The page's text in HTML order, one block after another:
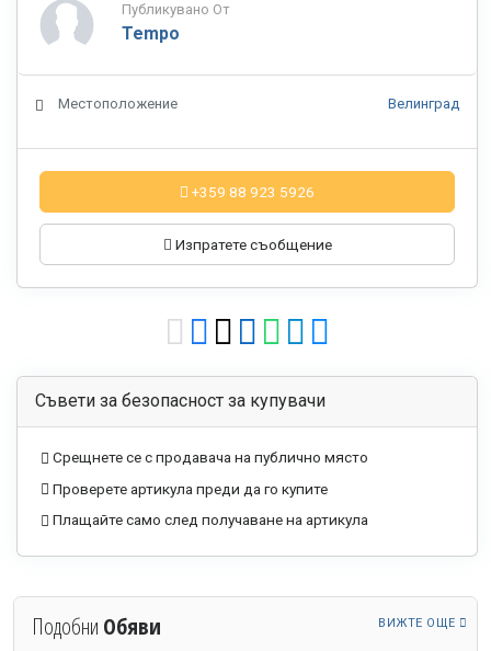
Публикувано От
Tempo
Местоположение Велинград
+359 88 923 5926
Изпратете съобщение
Съвети за безопасност за купувачи
Срещнете се с продавача на публично място
Проверете артикула преди да го купите
Плащайте само след получаване на артикула
Подобни Обяви ВИЖТЕ ОЩЕ